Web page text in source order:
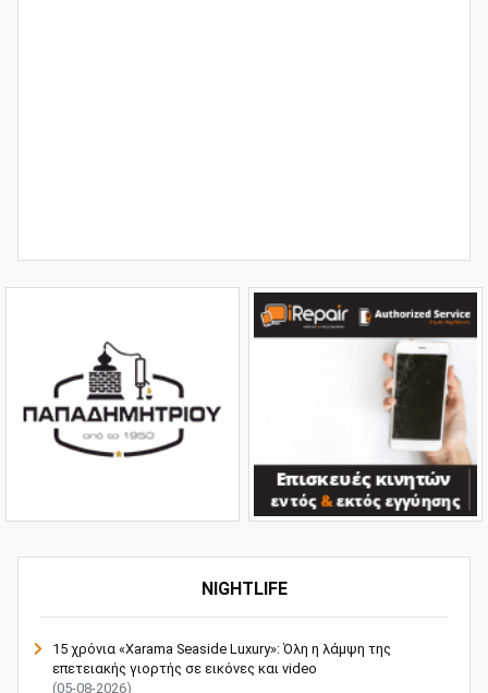
NIGHTLIFE
15 χρόνια «Xarama Seaside Luxury»: Όλη η λάμψη της
επετειακής γιορτής σε εικόνες και video
(05-08-2026)